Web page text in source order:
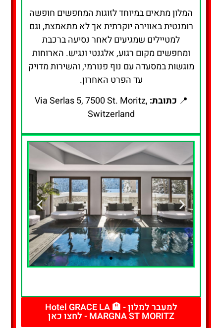
המלון מתאים במיוחד לזוגות המחפשים חופשה
רומנטית באווירה יוקרתית אך לא מתאמצת, וגם
למטיילים שמגיעים לאחר נסיעה ברכבת
ומחפשים מקום רגוע, אלגנטי ונגיש. הארוחות
מוגשות במסעדה עם נוף פנורמי, והשירות מדויק
עד הפרט האחרון.
📍 כתובת: Via Serlas 5, 7500 St. Moritz,
Switzerland
- לחצו כאןלמעבר למלון - 🏨 Hotel GRACE LA
MARGNA ST MORITZ - לחצו כאן